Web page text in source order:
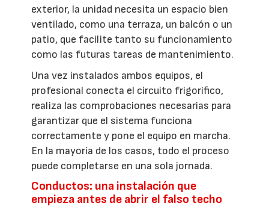
exterior, la unidad necesita un espacio bien
ventilado, como una terraza, un balcón o un
patio, que facilite tanto su funcionamiento
como las futuras tareas de mantenimiento.
Una vez instalados ambos equipos, el
profesional conecta el circuito frigorífico,
realiza las comprobaciones necesarias para
garantizar que el sistema funciona
correctamente y pone el equipo en marcha.
En la mayoría de los casos, todo el proceso
puede completarse en una sola jornada.
Conductos: una instalación que
empieza antes de abrir el falso techo